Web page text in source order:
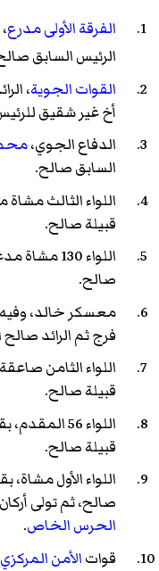
الفرقة الأولى مدرع،
الرئيس السابق
القوات الجوية،
أخ غير شقيق
الدفاع الجوي،
السابق صالح.
اللواء الثالث
قبيلة صالح.
اللواء 130 مشاة مدعم، بقيادة الرائد
صالح.
معسكر خالد، وفيه
فرج ثم الرائد
اللواء الثامن
قبيلة صالح.
اللواء 56
قبيلة صالح.
اللواء الأول مشاة،
صالح، ثم تولى
الحرس الخاص.
قواتالأمن